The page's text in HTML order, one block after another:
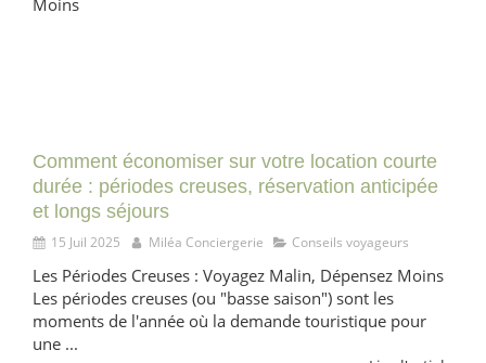
Comment économiser sur votre location courte
durée : périodes creuses, réservation anticipée
et longs séjours
15 Juil 2025 Miléa Conciergerie Conseils voyageurs
Les Périodes Creuses : Voyagez Malin, Dépensez Moins
Les périodes creuses (ou "basse saison") sont les
moments de l'année où la demande touristique pour
une ...